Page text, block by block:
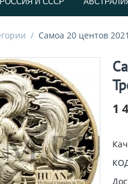
/ Самоа 20 центов
1